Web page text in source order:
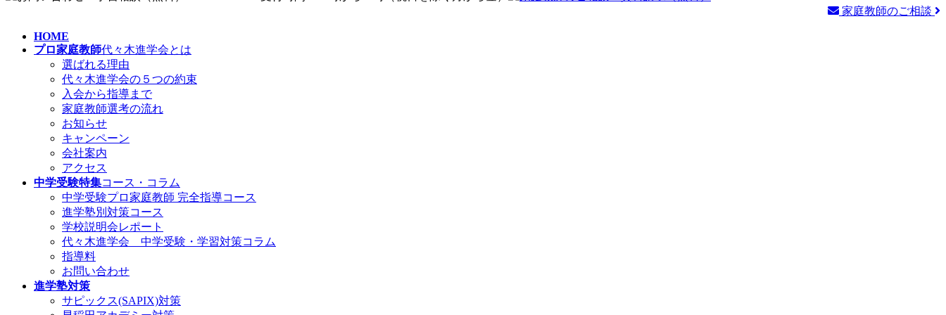
家庭教師のご相談
HOME
プロ家庭教師代々木進学会とは
選ばれる理由
代々木進学会の５つの約束
入会から指導まで
家庭教師選考の流れ
お知らせ
キャンペーン
会社案内
アクセス
中学受験特集コース・コラム
中学受験プロ家庭教師 完全指導コース
進学塾別対策コース
学校説明会レポート
代々木進学会 中学受験・学習対策コラム
指導料
お問い合わせ
進学塾対策
サピックス(SAPIX)対策